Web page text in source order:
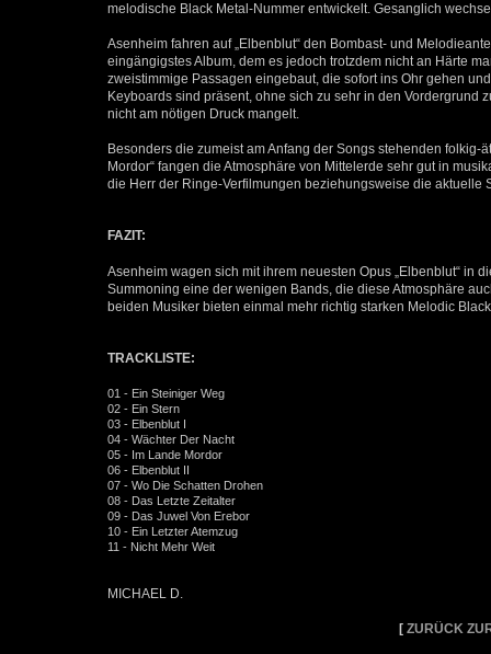
melodische Black Metal-Nummer entwickelt. Gesanglich
Asenheim fahren auf „Elbenblut“ den Bombast- und
eingängigstes Album, dem es jedoch trotzdem nicht an Härte
zweistimmige Passagen eingebaut, die sofort ins Ohr gehen
Keyboards sind präsent, ohne sich zu sehr in den
nicht am nötigen Druck mangelt.
Besonders die zumeist am Anfang der Songs stehenden
Mordor“ fangen die Atmosphäre von Mittelerde sehr gut in
die Herr der Ringe-Verfilmungen beziehungsweise die
FAZIT:
Asenheim wagen sich mit ihrem neuesten Opus „Elbenblut“ in
Summoning eine der wenigen Bands, die diese Atmosphäre
beiden Musiker bieten einmal mehr richtig starken Melodic
TRACKLISTE:
01 - Ein Steiniger Weg
02 - Ein Stern
03 - Elbenblut I
04 - Wächter Der Nacht
05 - Im Lande Mordor
06 - Elbenblut II
07 - Wo Die Schatten Drohen
08 - Das Letzte Zeitalter
09 - Das Juwel Von Erebor
10 - Ein Letzter Atemzug
11 - Nicht Mehr Weit
MICHAEL D.
[ ZURÜCK